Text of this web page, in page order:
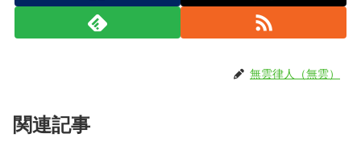
無雲律人（無雲）
関連記事